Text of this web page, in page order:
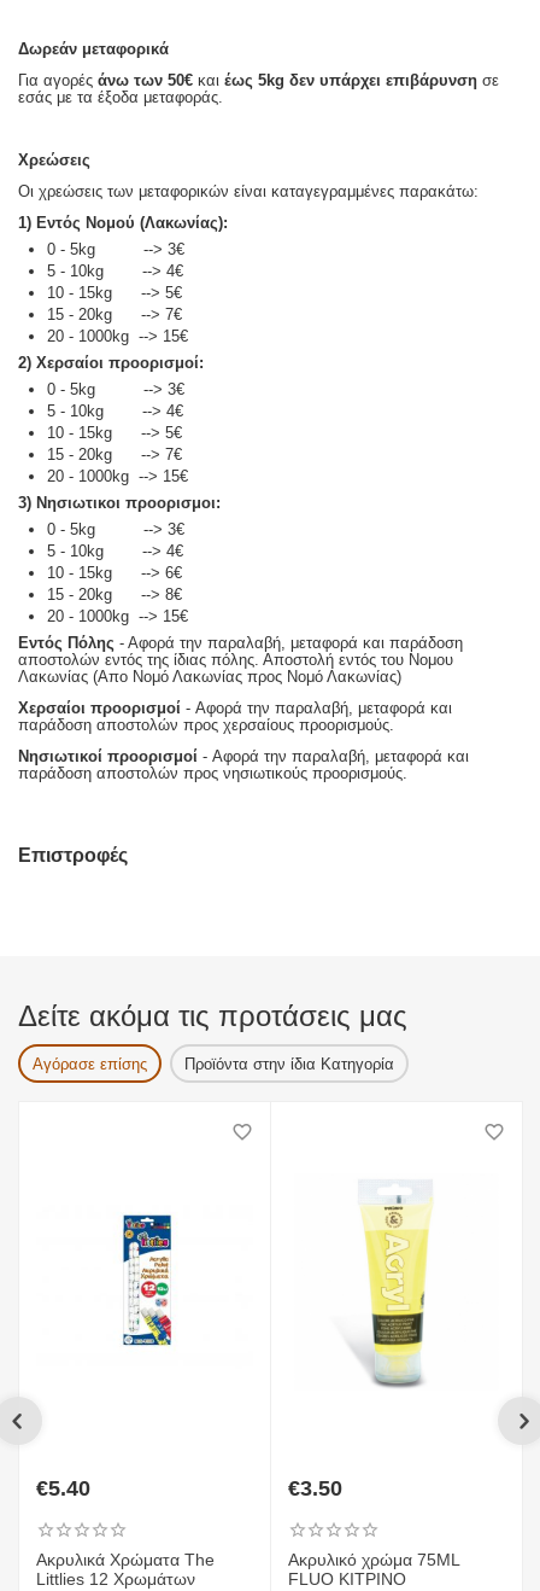
Δωρεάν μεταφορικά
Για αγορέςάνω των 50€ καιέως 5kg δεν υπάρχει επιβάρυνση σε
εσάς με τα έξοδα μεταφοράς.
Χρεώσεις
Οι χρεώσεις των μεταφορικών είναι καταγεγραμμένες παρακάτω:
1) Εντός Νομού (Λακωνίας):
0 - 5kg --> 3€
5 - 10kg --> 4€
10 - 15kg --> 5€
15 - 20kg --> 7€
20 - 1000kg --> 15€
2) Χερσαίοι προορισμοί:
0 - 5kg --> 3€
5 - 10kg --> 4€
10 - 15kg --> 5€
15 - 20kg --> 7€
20 - 1000kg --> 15€
3) Νησιωτικοι προορισμοι:
0 - 5kg --> 3€
5 - 10kg --> 4€
10 - 15kg --> 6€
15 - 20kg --> 8€
20 - 1000kg --> 15€
Εντός Πόλης - Αφορά την παραλαβή, μεταφορά και παράδοση
αποστολών εντός της ίδιας πόλης. Αποστολή εντός του Νομου
Λακωνίας (Απο Νομό Λακωνίας προς Νομό Λακωνίας)
Χερσαίοι προορισμοί - Αφορά την παραλαβή, μεταφορά και
παράδοση αποστολών προς χερσαίους προορισμούς.
Νησιωτικοί προορισμοί - Αφορά την παραλαβή, μεταφορά και
παράδοση αποστολών προς νησιωτικούς προορισμούς.
Επιστροφές
Δείτε ακόμα τις προτάσεις μας
Αγόρασε επίσης Προϊόντα στην ίδια Κατηγορία
€5.40
Ακρυλικά Χρώματα The
Littlies 12 Χρωμάτων
€3.50
Ακρυλικό χρώμα 75ML
FLUO ΚΙΤΡΙΝΟ